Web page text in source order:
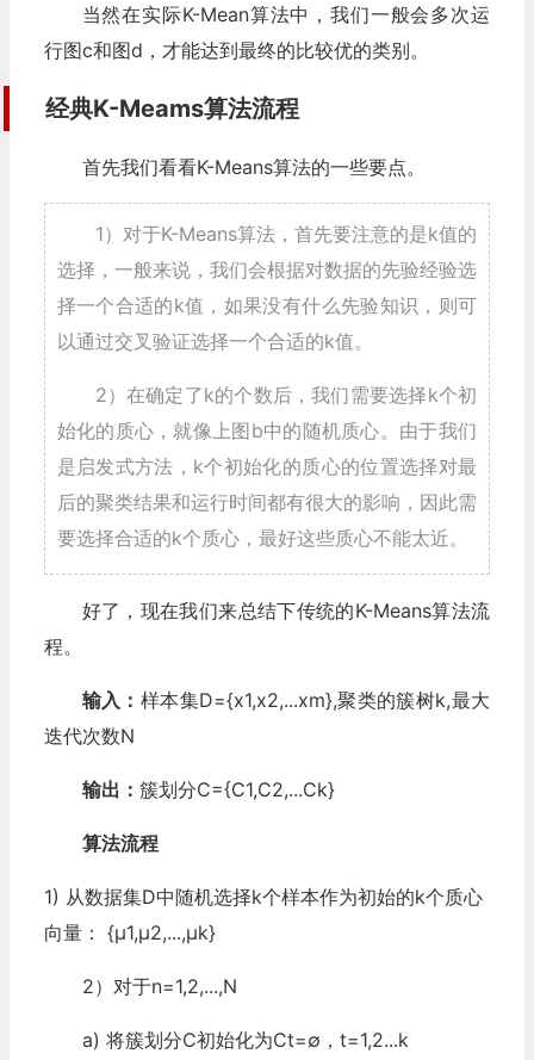
当然在实际K-Mean算法中，我们一般会多次运
行图c和图d，才能达到最终的比较优的类别。
经典K-Meams算法流程
首先我们看看K-Means算法的一些要点。
1）对于K-Means算法，首先要注意的是k值的
选择，一般来说，我们会根据对数据的先验经验选
择一个合适的k值，如果没有什么先验知识，则可
以通过交叉验证选择一个合适的k值。
2）在确定了k的个数后，我们需要选择k个初
始化的质心，就像上图b中的随机质心。由于我们
是启发式方法，k个初始化的质心的位置选择对最
后的聚类结果和运行时间都有很大的影响，因此需
要选择合适的k个质心，最好这些质心不能太近。
好了，现在我们来总结下传统的K-Means算法流
程。
输入： 样本集D={x1,x2,...xm},聚类的簇树k,最大
迭代次数N
输出： 簇划分C={C1,C2,...Ck}
算法流程
1) 从数据集D中随机选择k个样本作为初始的k个质心
向量： {μ1,μ2,...,μk}
2）对于n=1,2,...,N
a) 将簇划分C初始化为Ct=∅，t=1,2...k